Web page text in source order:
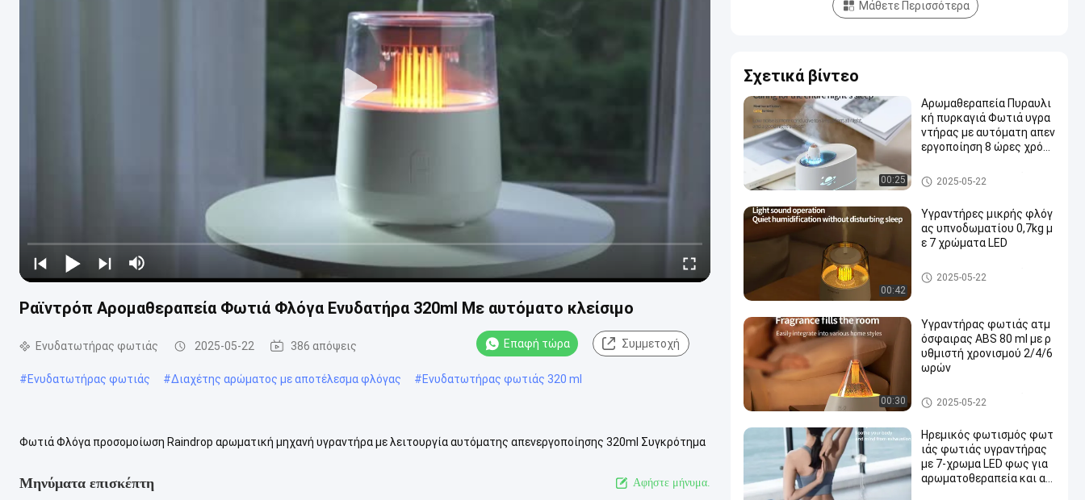
Ραϊντρόπ Αρομαθεραπεία Φωτιά Φλόγα Ενυδατήρα 320ml Με αυτόματο κλείσιμο
Ενυδατωτήρας φωτιάς 2025-05-22 386 απόψεις Επαφή τώρα Συμμετοχή
#Ενυδατωτήρας φωτιάς #Διαχέτης αρώματος με αποτέλεσμα φλόγας #Ενυδατωτήρας φωτιάς 320 ml
Φωτιά Φλόγα προσομοίωση Raindrop αρωματική μηχανή υγραντήρα με λειτουργία αυτόματης απενεργοποίησης 320ml Συγκρότημα
Μηνύματα επισκέπτη Αφήστε μήνυμα.
Μάθετε Περισσότερα
Σχετικά βίντεο
00:25
Αρωμαθεραπεία Πυραυλι
κή πυρκαγιά Φωτιά υγρα
ντήρας με αυτόματη απεν
εργοποίηση 8 ώρες χρόνο
Ενυδατωτήρας φωτιάς
2025-05-22
00:42
Υγραντήρες μικρής φλόγ
ας υπνοδωματίου 0,7kg μ
ε 7 χρώματα LED
Ενυδατωτήρας φωτιάς
2025-05-22
00:30
Υγραντήρας φωτιάς ατμ
όσφαιρας ABS 80 ml με ρ
υθμιστή χρονισμού 2/4/6
ωρών
Ενυδατωτήρας φωτιάς
2025-05-22
Ηρεμικός φωτισμός φωτ
ιάς φωτιάς υγραντήρας
με 7-χρωμα LED φως για
αρωματοθεραπεία και αν